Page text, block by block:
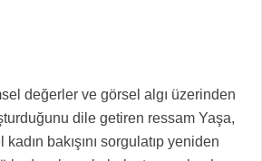
değerler ve görsel algı üzerinden
dile getiren ressam Yaşa,
bakışını sorgulatıp yeniden